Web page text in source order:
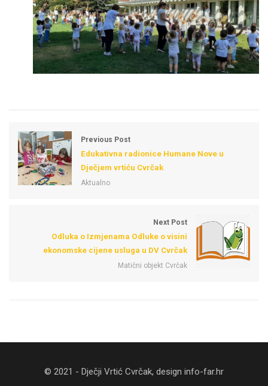
Previous Post
Edukativna radionice Humane Nove u
Dječjem vrtiću Cvrčak
Aktualno
Next Post
Odluka o Izmjenama Odluke o visini
ekonomske cijene usluga u DV Cvrčak
Matični objekt Cvrčak
© 2021 - Dječji Vrtić Cvrčak, design info-far.hr